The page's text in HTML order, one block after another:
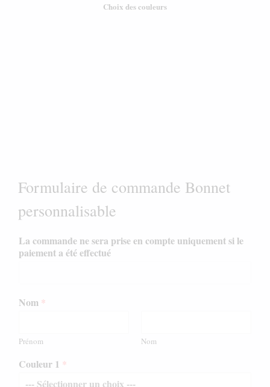
Choix des couleurs
Formulaire de commande Bonnet
personnalisable
La commande ne sera prise en compte uniquement si le
paiement a été effectué
Nom *
Prénom Nom
Couleur 1 *